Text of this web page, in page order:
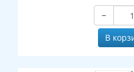
−
В